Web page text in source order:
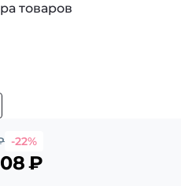
товаров
-22%
₽